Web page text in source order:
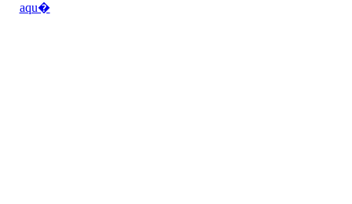
aqu�